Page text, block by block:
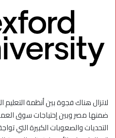
لاتزال هناك فجوة بين أنظمة التعليم
ضمنها مصر وبين إحتياجات سوق
التحديات والصعوبات الكبيرة التي